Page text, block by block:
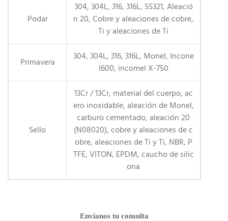
Podar
304, 304L, 316, 316L, SS321, Aleació
n 20, Cobre y aleaciones de cobre,
Ti y aleaciones de Ti
Primavera
304, 304L, 316, 316L, Monel, Incone
l600, incomel X-750
Sello
13Cr / 13Cr, material del cuerpo, ac
ero inoxidable, aleación de Monel,
carburo cementado, aleación 20
(N08020), cobre y aleaciones de c
obre, aleaciones de Ti y Ti, NBR, P
TFE, VITON, EPDM, caucho de silic
ona
Envíanos tu consulta